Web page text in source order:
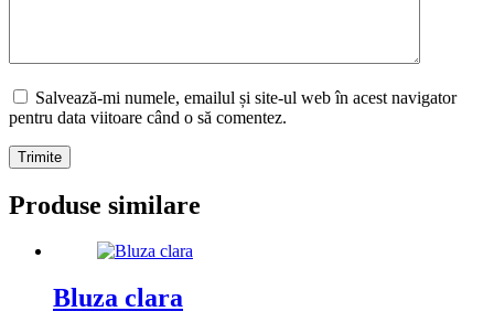
Salvează-mi numele, emailul și site-ul web în acest navigator
pentru data viitoare când o să comentez.
Trimite
Produse similare
Bluza clara